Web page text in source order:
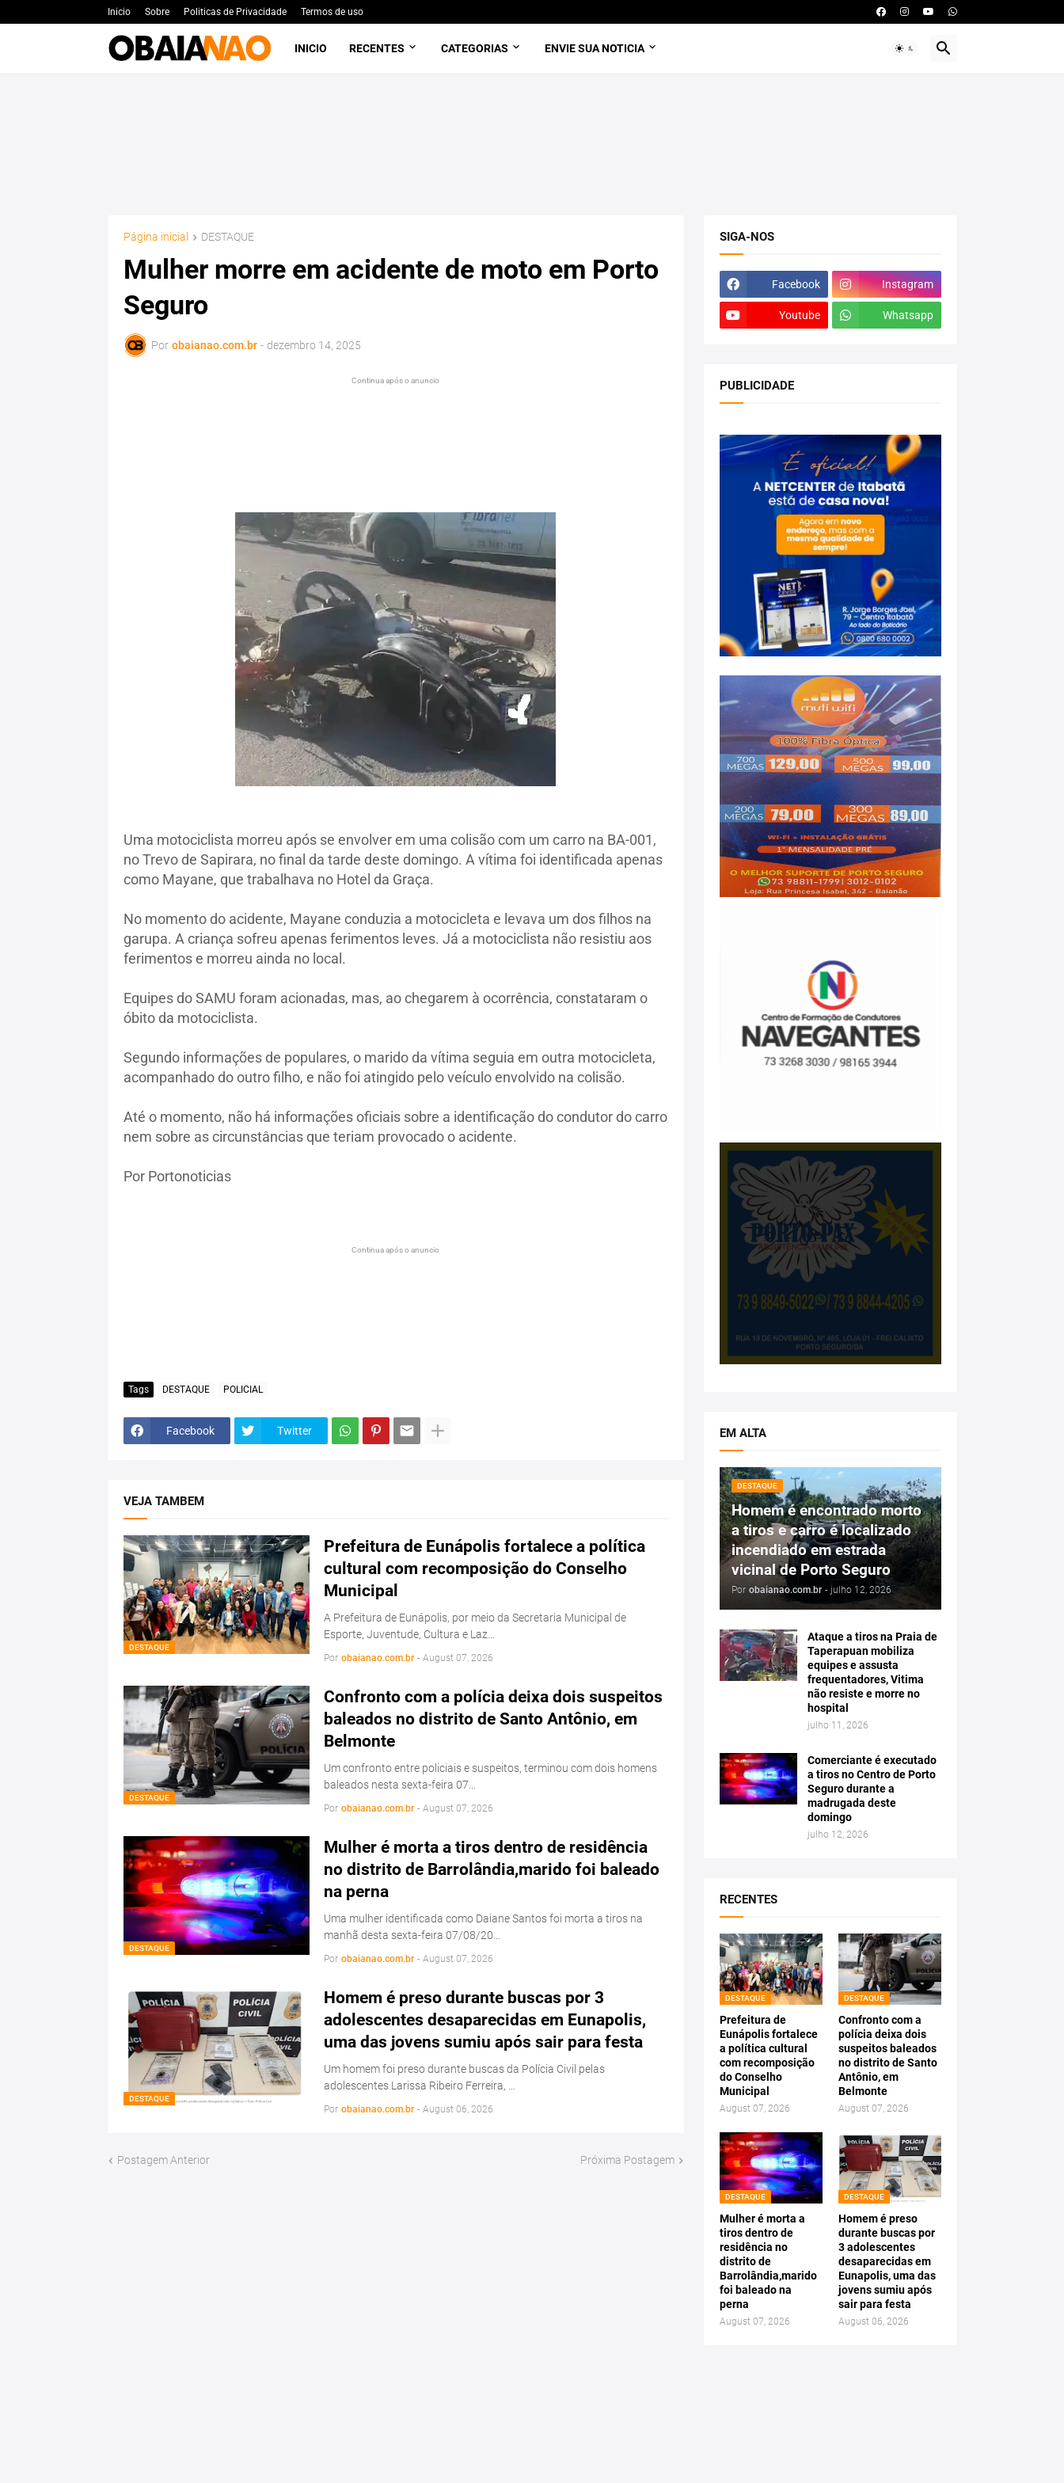
Inicio Sobre Politicas de Privacidade Termos de uso
INICIO RECENTES CATEGORIAS ENVIE SUA NOTICIA
Página inicial DESTAQUE
Mulher morre em acidente de moto em Porto
Seguro
Por obaianao.com.br - dezembro 14, 2025
Continua após o anuncio
Uma motociclista morreu após se envolver em uma colisão com um carro na BA-001,
no Trevo de Sapirara, no final da tarde deste domingo. A vítima foi identificada apenas
como Mayane, que trabalhava no Hotel da Graça.
No momento do acidente, Mayane conduzia a motocicleta e levava um dos filhos na
garupa. A criança sofreu apenas ferimentos leves. Já a motociclista não resistiu aos
ferimentos e morreu ainda no local.
Equipes do SAMU foram acionadas, mas, ao chegarem à ocorrência, constataram o
óbito da motociclista.
Segundo informações de populares, o marido da vítima seguia em outra motocicleta,
acompanhado do outro filho, e não foi atingido pelo veículo envolvido na colisão.
Até o momento, não há informações oficiais sobre a identificação do condutor do carro
nem sobre as circunstâncias que teriam provocado o acidente.
Por Portonoticias
Continua após o anuncio
Tags DESTAQUE POLICIAL
Facebook Twitter
VEJA TAMBEM
DESTAQUE
Prefeitura de Eunápolis fortalece a política
cultural com recomposição do Conselho
Municipal
A Prefeitura de Eunápolis, por meio da Secretaria Municipal de
Esporte, Juventude, Cultura e Laz…
Por obaianao.com.br - August 07, 2026
DESTAQUE
Confronto com a polícia deixa dois suspeitos
baleados no distrito de Santo Antônio, em
Belmonte
Um confronto entre policiais e suspeitos, terminou com dois homens
baleados nesta sexta-feira 07…
Por obaianao.com.br - August 07, 2026
DESTAQUE
Mulher é morta a tiros dentro de residência
no distrito de Barrolândia,marido foi baleado
na perna
Uma mulher identificada como Daiane Santos foi morta a tiros na
manhã desta sexta-feira 07/08/20…
Por obaianao.com.br - August 07, 2026
DESTAQUE
Homem é preso durante buscas por 3
adolescentes desaparecidas em Eunapolis,
uma das jovens sumiu após sair para festa
Um homem foi preso durante buscas da Polícia Civil pelas
adolescentes Larissa Ribeiro Ferreira, …
Por obaianao.com.br - August 06, 2026
Postagem Anterior Próxima Postagem
SIGA-NOS
Facebook Instagram
Youtube Whatsapp
PUBLICIDADE
EM ALTA
DESTAQUE
Homem é encontrado morto
a tiros e carro é localizado
incendiado em estrada
vicinal de Porto Seguro
Por obaianao.com.br - julho 12, 2026
Ataque a tiros na Praia de
Taperapuan mobiliza
equipes e assusta
frequentadores, Vitima
não resiste e morre no
hospital
julho 11, 2026
Comerciante é executado
a tiros no Centro de Porto
Seguro durante a
madrugada deste
domingo
julho 12, 2026
RECENTES
DESTAQUE
Prefeitura de
Eunápolis fortalece
a política cultural
com recomposição
do Conselho
Municipal
August 07, 2026
DESTAQUE
Confronto com a
polícia deixa dois
suspeitos baleados
no distrito de Santo
Antônio, em
Belmonte
August 07, 2026
DESTAQUE
Mulher é morta a
tiros dentro de
residência no
distrito de
Barrolândia,marido
foi baleado na
perna
August 07, 2026
DESTAQUE
Homem é preso
durante buscas por
3 adolescentes
desaparecidas em
Eunapolis, uma das
jovens sumiu após
sair para festa
August 06, 2026